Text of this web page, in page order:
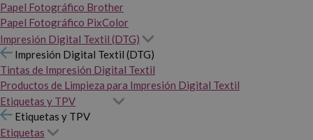
Papel Fotográfico Brother
Papel Fotográfico PixColor
Impresión Digital Textil (DTG)
Impresión Digital Textil (DTG)
Tintas de Impresión Digital Textil
Productos de Limpieza para Impresión Digital Textil
Etiquetas y TPV
Etiquetas y TPV
Etiquetas